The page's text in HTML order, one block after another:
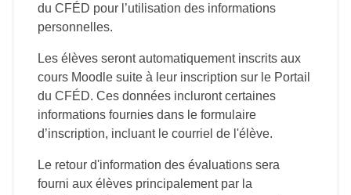
du CFÉD pour l’utilisation des informations
personnelles.
Les élèves seront automatiquement inscrits aux
cours Moodle suite à leur inscription sur le Portail
du CFÉD. Ces données incluront certaines
informations fournies dans le formulaire
d’inscription, incluant le courriel de l'élève.
Le retour d'information des évaluations sera
fourni aux élèves principalement par la